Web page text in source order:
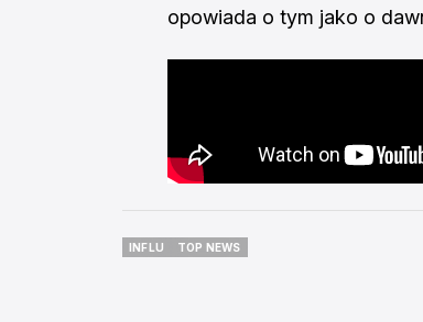
opowiada o tym jako o
INFLU
TOP NEWS